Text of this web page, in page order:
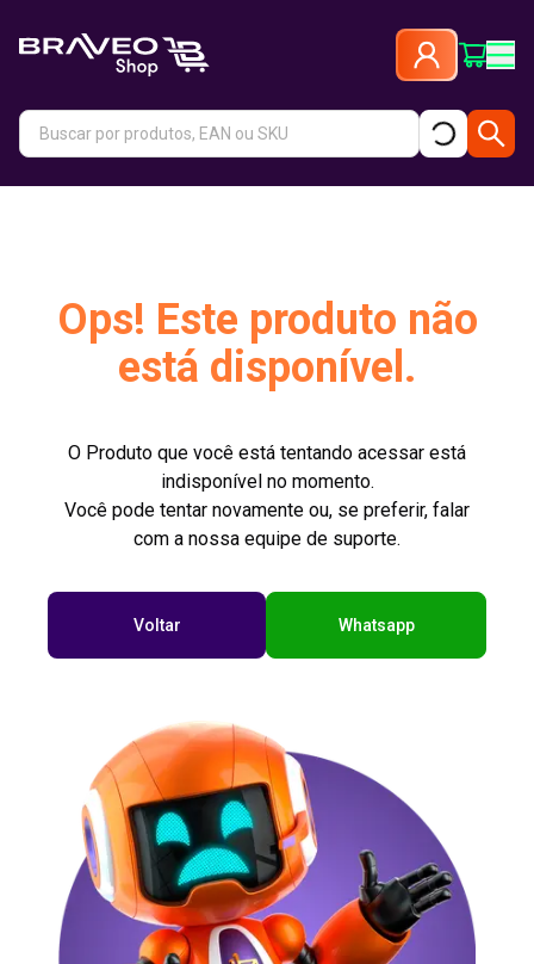
Ops! Este produto não
está disponível.
O Produto que você está tentando acessar está
indisponível no momento.
Você pode tentar novamente ou, se preferir, falar
com a nossa equipe de suporte.
Voltar Whatsapp